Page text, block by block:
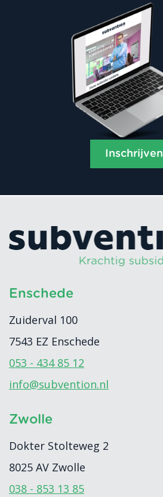
Inschrijven
Enschede
Zuiderval 100
7543 EZ Enschede
053 - 434 85 12
info@subvention.nl
Zwolle
Dokter Stolteweg 2
8025 AV Zwolle
038 - 853 13 85